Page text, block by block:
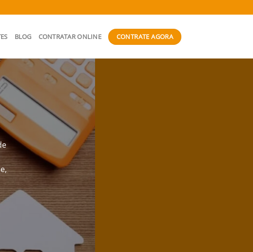
BLOG CONTRATAR ONLINE CONTRATE AGORA